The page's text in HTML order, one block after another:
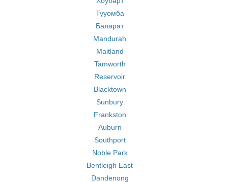
Тууомба
Баларат
Mandurah
Maitland
Tamworth
Reservoir
Blacktown
Sunbury
Frankston
Auburn
Southport
Noble Park
Bentleigh East
Dandenong